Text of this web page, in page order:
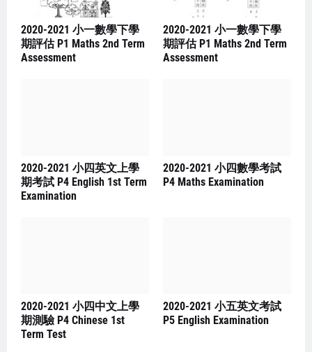
2020-2021 小一數學下學
期評估 P1 Maths 2nd Term
Assessment
2020-2021 小一數學下學
期評估 P1 Maths 2nd Term
Assessment
2020-2021 小四英文上學
期考試 P4 English 1st Term
Examination
2020-2021 小四數學考試
P4 Maths Examination
2020-2021 小四中文上學
期測驗 P4 Chinese 1st
Term Test
2020-2021 小五英文考試
P5 English Examination